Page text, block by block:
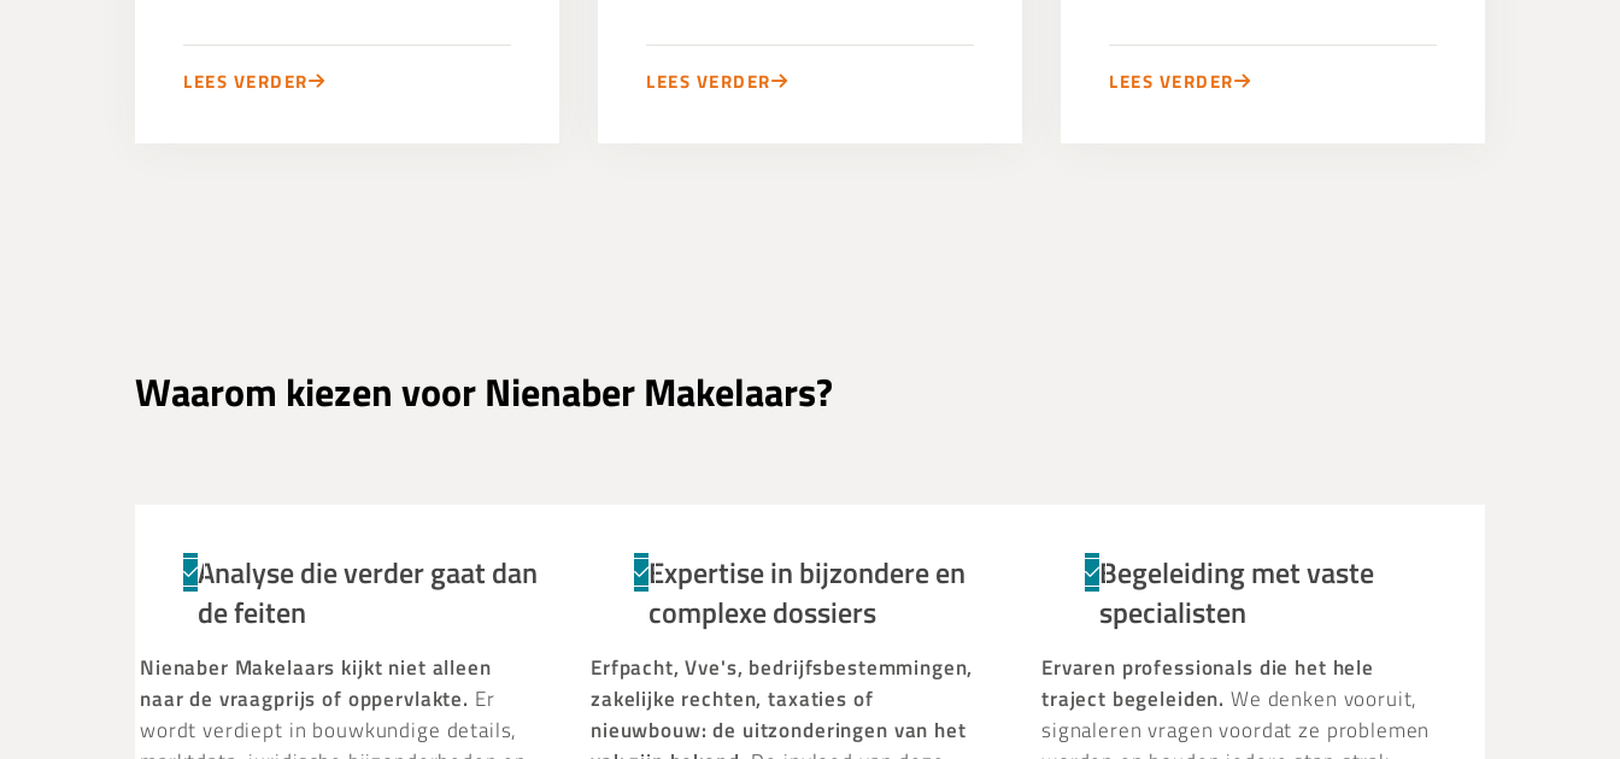
LEES VERDER LEES VERDER LEES VERDER
Waarom kiezen voor Nienaber Makelaars?
Analyse die verder gaat dan
de feiten
Nienaber Makelaars kijkt niet alleen
naar de vraagprijs of oppervlakte. Er
wordt verdiept in bouwkundige details,
Expertise in bijzondere en
complexe dossiers
Erfpacht, Vve's, bedrijfsbestemmingen,
zakelijke rechten, taxaties of
nieuwbouw: de uitzonderingen van het
Begeleiding met vaste
specialisten
Ervaren professionals die het hele
traject begeleiden. We denken vooruit,
signaleren vragen voordat ze problemen